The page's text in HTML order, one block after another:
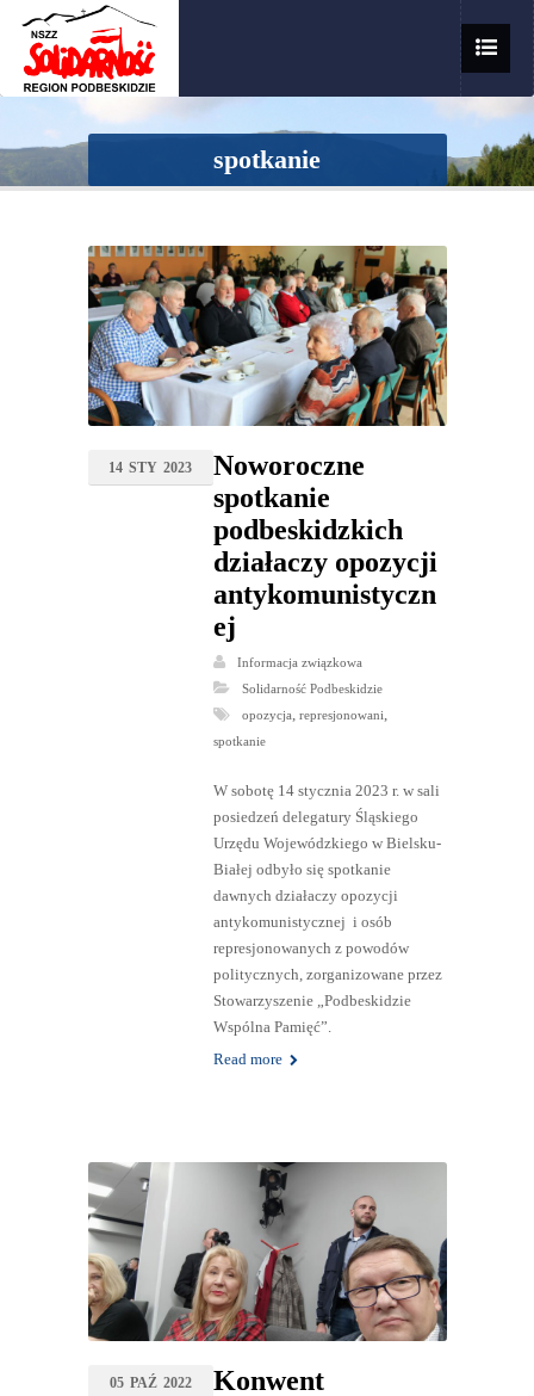
spotkanie
14 STY 2023
Noworoczne
spotkanie
podbeskidzkich
działaczy opozycji
antykomunistyczn
ej
Informacja związkowa
Solidarność Podbeskidzie
opozycja represjonowani
spotkanie
W sobotę 14 stycznia 2023 r. w sali
posiedzeń delegatury Śląskiego
Urzędu Wojewódzkiego w Bielsku-
Białej odbyło się spotkanie
dawnych działaczy opozycji
antykomunistycznej i osób
represjonowanych z powodów
politycznych, zorganizowane przez
Stowarzyszenie „Podbeskidzie
Wspólna Pamięć”.
Read more
05 PAŹ 2022
Konwent